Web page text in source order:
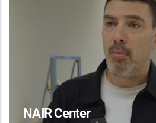
NAIR Center